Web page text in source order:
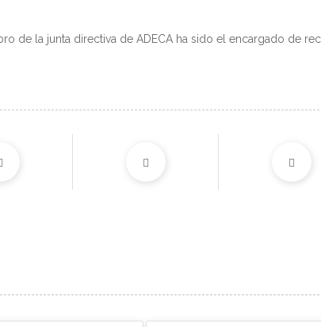
de la junta directiva de ADECA ha sido el encargado de